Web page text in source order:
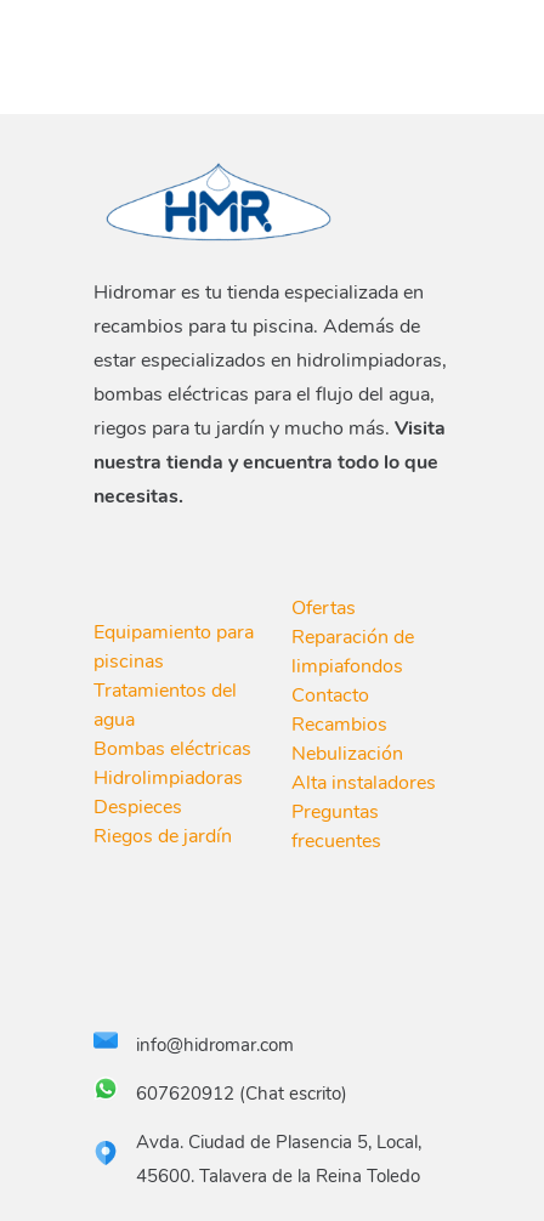
Hidromar es tu tienda especializada en
recambios para tu piscina. Además de
estar especializados en hidrolimpiadoras,
bombas eléctricas para el flujo del agua,
riegos para tu jardín y mucho más. Visita
nuestra tienda y encuentra todo lo que
necesitas.
Equipamiento para
piscinas
Tratamientos del
agua
Bombas eléctricas
Hidrolimpiadoras
Despieces
Riegos de jardín
Ofertas
Reparación de
limpiafondos
Contacto
Recambios
Nebulización
Alta instaladores
Preguntas
frecuentes
info@hidromar.com
607620912 (Chat escrito)
Avda. Ciudad de Plasencia 5, Local,
45600. Talavera de la Reina Toledo